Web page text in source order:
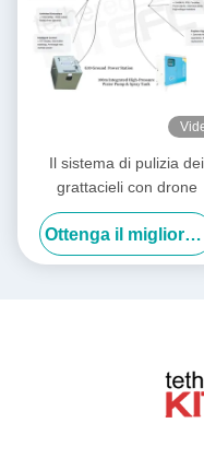
Il sistema di pulizia dei
grattacieli con drone
Ottenga il migliore prezzo